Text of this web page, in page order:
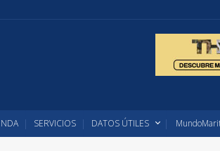
SERVICIOS DATOS ÚTILES